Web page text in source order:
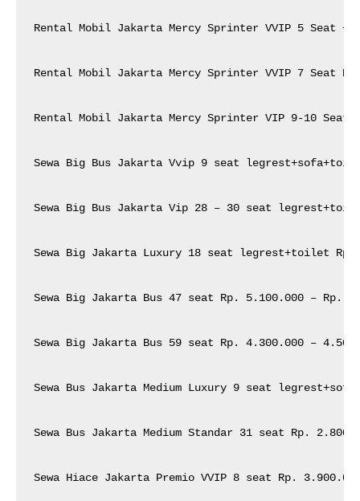
Rental Mobil Jakarta Mercy Sprinter VVIP 5 Seat +
Rental Mobil Jakarta Mercy Sprinter VVIP 7 Seat
Rental Mobil Jakarta Mercy Sprinter VIP 9-10 Seat
Sewa Big Bus Jakarta Vvip 9 seat
Sewa Big Bus Jakarta Vip 28 – 30 seat
Sewa Big Jakarta Luxury 18 seat legrest+toilet Rp.
Sewa Big Jakarta Bus 47 seat Rp. 5.100.000 – Rp.
Sewa Big Jakarta Bus 59 seat Rp. 4.300.000 –
Sewa Bus Jakarta Medium Luxury 9 seat
Sewa Bus Jakarta Medium Standar 31 seat Rp.
Sewa Hiace Jakarta Premio VVIP 8 seat Rp.